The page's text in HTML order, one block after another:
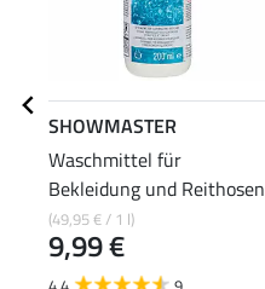
SHOWMASTER
Waschmittel für
Bekleidung und Reithosen
(49,95 € / 1 l)
9,99 €